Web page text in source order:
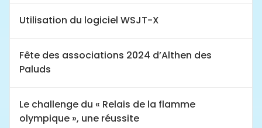
Utilisation du logiciel WSJT-X
Fête des associations 2024 d’Althen des
Paluds
Le challenge du « Relais de la flamme
olympique », une réussite